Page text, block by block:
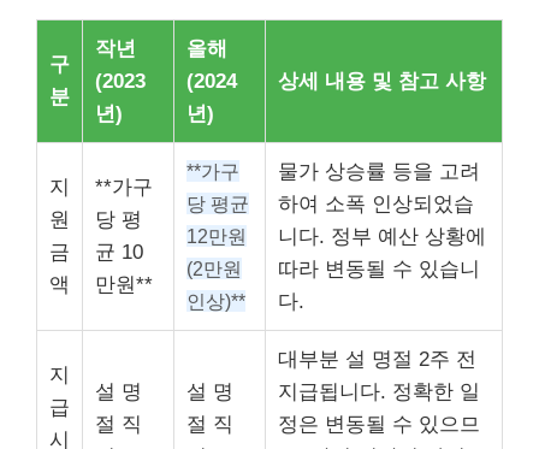
구
분
작년
(2023
년)
올해
(2024
년)
상세 내용 및 참고 사항
지
원
금
액
**가구
당 평
균 10
만원**
**가구
당 평균
12만원
(2만원
인상)**
물가 상승률 등을 고려
하여 소폭 인상되었습
니다. 정부 예산 상황에
따라 변동될 수 있습니
다.
지
급
시
설 명
절 직
설 명
절 직
대부분 설 명절 2주 전
지급됩니다. 정확한 일
정은 변동될 수 있으므